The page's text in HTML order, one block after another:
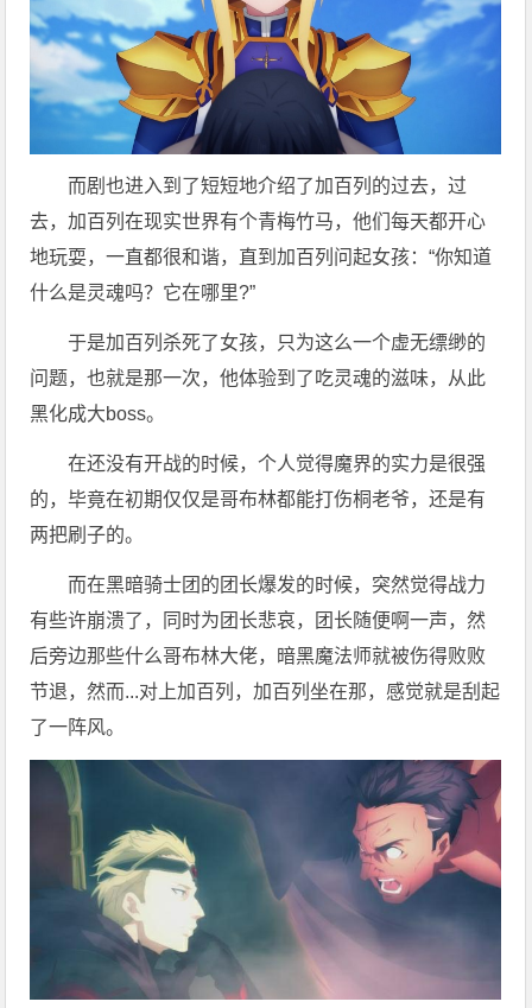
而剧也进入到了短短地介绍了加百列的过去，过
去，加百列在现实世界有个青梅竹马，他们每天都开心
地玩耍，一直都很和谐，直到加百列问起女孩：“你知道
什么是灵魂吗？它在哪里?”
于是加百列杀死了女孩，只为这么一个虚无缥缈的
问题，也就是那一次，他体验到了吃灵魂的滋味，从此
黑化成大boss。
在还没有开战的时候，个人觉得魔界的实力是很强
的，毕竟在初期仅仅是哥布林都能打伤桐老爷，还是有
两把刷子的。
而在黑暗骑士团的团长爆发的时候，突然觉得战力
有些许崩溃了，同时为团长悲哀，团长随便啊一声，然
后旁边那些什么哥布林大佬，暗黑魔法师就被伤得败败
节退，然而...对上加百列，加百列坐在那，感觉就是刮起
了一阵风。